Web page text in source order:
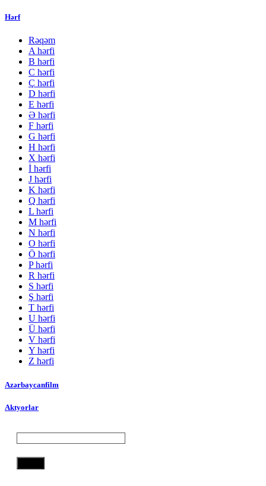
Hərf
Rəqəm
A hərfi
B hərfi
C hərfi
Ç hərfi
D hərfi
E hərfi
Ə hərfi
F hərfi
G hərfi
H hərfi
X hərfi
İ hərfi
J hərfi
K hərfi
Q hərfi
L hərfi
M hərfi
N hərfi
O hərfi
Ö hərfi
P hərfi
R hərfi
S hərfi
Ş hərfi
T hərfi
U hərfi
Ü hərfi
V hərfi
Y hərfi
Z hərfi
Azərbaycanfilm
Aktyorlar